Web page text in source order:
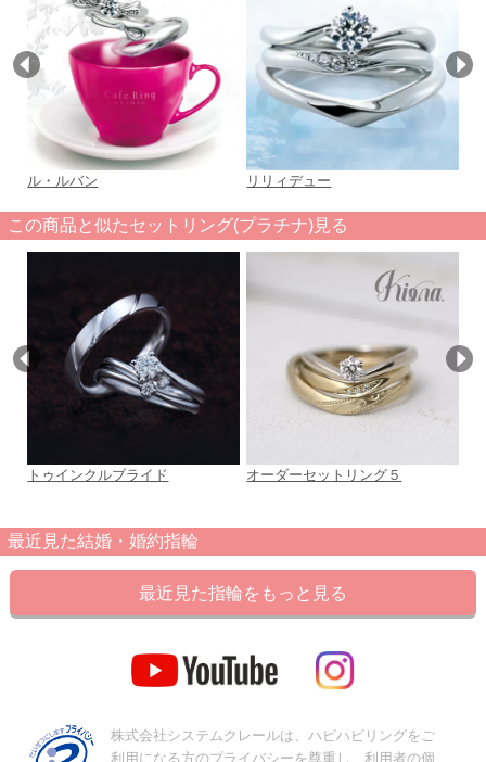
ル・ルバン リリィデュー
この商品と似たセットリング(プラチナ)見る
トゥインクルブライド オーダーセットリング５
最近見た結婚・婚約指輪
最近見た指輪をもっと見る
株式会社システムクレールは、ハピハピリングをご
利用になる方のプライバシーを尊重し、利用者の個